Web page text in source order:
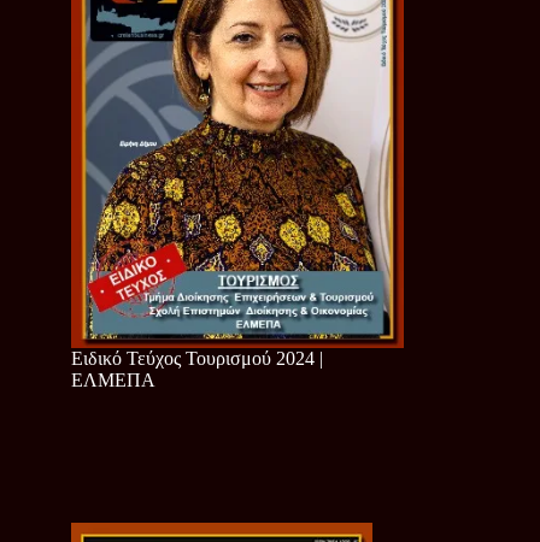
Ειδικό Τεύχος Τουρισμού 2024 |
ΕΛΜΕΠΑ